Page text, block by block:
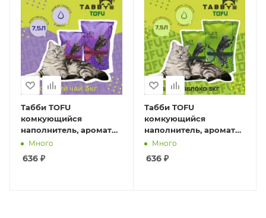
Табби TOFU
комкующийся
наполнитель, аромат
"Японский чай",
Много
636 ₽
Табби TOFU
комкующийся
наполнитель, аромат
"Зеленое яблоко",
Много
636₽